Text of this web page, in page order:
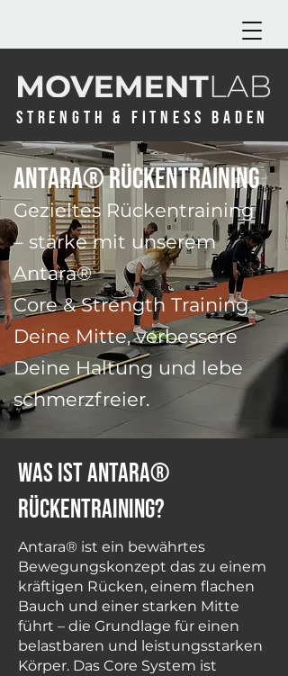
STRENGTH & FITNESS BADEN
Antara® Rückentraining
Gezieltes Rückentraining
– stärke mit unserem
Antara®
Core & Strength Training
Deine Mitte, verbessere
Deine Haltung und lebe
schmerzfreier.
Was ist Antara®
Rückentraining?
Antara® ist ein bewährtes
Bewegungskonzept das zu einem
kräftigen Rücken, einem flachen
Bauch und einer starken Mitte
führt – die Grundlage für einen
belastbaren und leistungsstarken
Körper. Das Core System ist